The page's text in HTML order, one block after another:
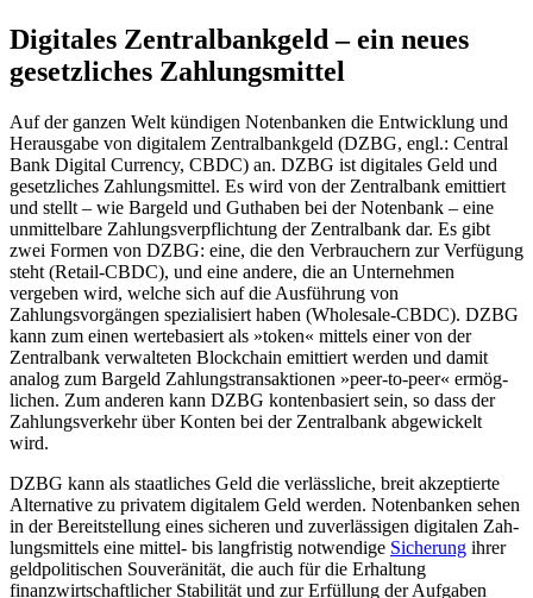
Digitales Zentralbankgeld – ein neues
gesetzliches Zahlungsmittel
Auf der ganzen Welt kündigen Notenbanken die Ent­wicklung und
Herausgabe von digitalem Zentralbankgeld (DZBG, engl.: Central
Bank Digital Currency, CBDC) an. DZBG ist digitales Geld und
gesetzliches Zahlungsmittel. Es wird von der Zentralbank emittiert
und stellt – wie Bargeld und Gut­haben bei der Notenbank – eine
unmittelbare Zahlungsverpflichtung der Zentral­bank dar. Es gibt
zwei Formen von DZBG: eine, die den Verbrauchern zur Ver­fügung
steht (Retail-CBDC), und eine andere, die an Unternehmen
vergeben wird, welche sich auf die Ausführung von
Zahlungsvorgängen spezialisiert haben (Wholesale-CBDC). DZBG
kann zum einen wertebasiert als »token« mittels einer von der
Zentralbank verwal­teten Blockchain emittiert werden und damit
analog zum Bargeld Zahlungstransaktionen »peer-to-peer« er­mög­
lichen. Zum anderen kann DZBG konten­basiert sein, so dass der
Zahlungsverkehr über Konten bei der Zentralbank abgewickelt
wird.
DZBG kann als staatliches Geld die ver­lässliche, breit akzeptierte
Alternative zu privatem digitalem Geld werden. Notenbanken sehen
in der Bereitstellung eines sicheren und zuverlässigen digitalen Zah­
lungsmittels eine mittel- bis langfristig notwendige Sicherung ihrer
geldpolitischen Souveränität, die auch für die Erhaltung
finanzwirtschaftlicher Stabilität und zur Erfüllung der Aufgaben